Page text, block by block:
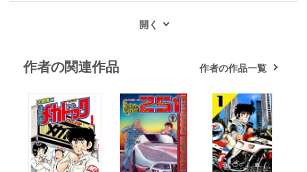
作者の関連作品 作者の作品一覧